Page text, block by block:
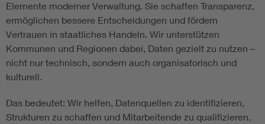
Elemente moderner Verwaltung. Sie schaffen Transparenz,
ermöglichen bessere Entscheidungen und fördern
Vertrauen in staatliches Handeln. Wir unterstützen
Kommunen und Regionen dabei, Daten gezielt zu nutzen –
nicht nur technisch, sondern auch organisatorisch und
kulturell.
Das bedeutet: Wir helfen, Datenquellen zu identifizieren,
Strukturen zu schaffen und Mitarbeitende zu qualifizieren.